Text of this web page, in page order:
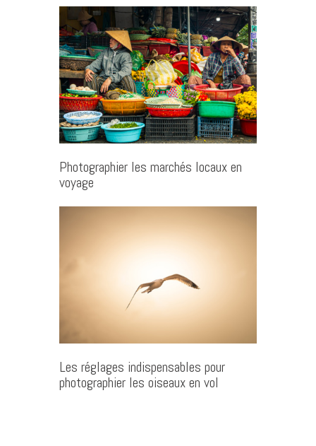
Photographier les marchés locaux en
voyage
Les réglages indispensables pour
photographier les oiseaux en vol